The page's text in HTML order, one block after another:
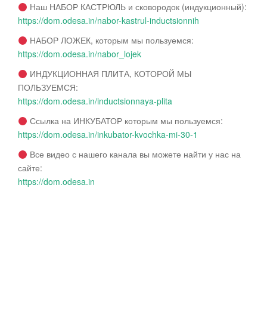
Наш НАБОР КАСТРЮЛЬ и сковородок (индукционный):
https://dom.odesa.in/nabor-kastrul-inductsionnih
НАБОР ЛОЖЕК, которым мы пользуемся:
https://dom.odesa.in/nabor_lojek
ИНДУКЦИОННАЯ ПЛИТА, КОТОРОЙ МЫ
ПОЛЬЗУЕМСЯ:
https://dom.odesa.in/inductsionnaya-plita
Ссылка на ИНКУБАТОР которым мы пользуемся:
https://dom.odesa.in/inkubator-kvochka-mi-30-1
Все видео с нашего канала вы можете найти у нас на
сайте:
https://dom.odesa.in